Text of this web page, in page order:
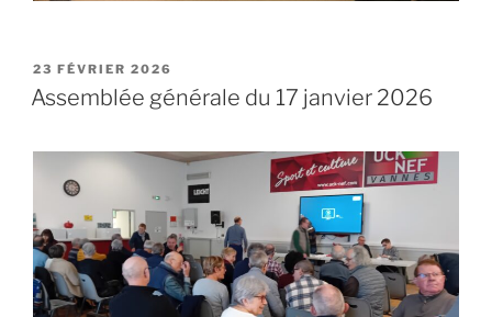
PUBLIÉ
LE
23 FÉVRIER 2026
Assemblée générale du 17 janvier 2026